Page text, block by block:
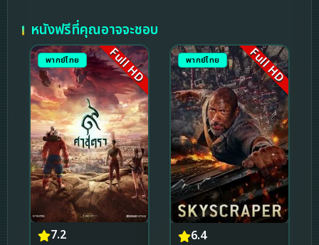
หนังฟรีที่คุณอาจจะชอบ
พากย์ไทย Full HD
7.2
พากย์ไทย Full HD
6.4